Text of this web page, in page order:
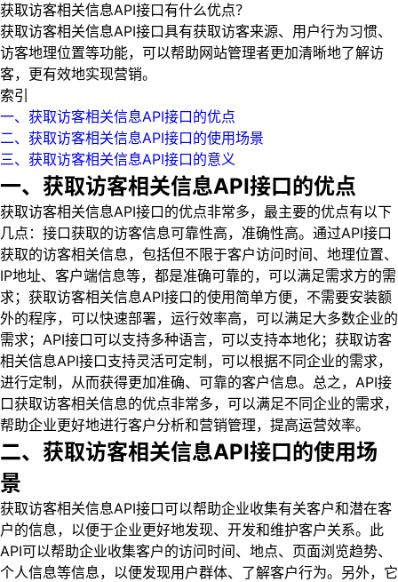
获取访客相关信息API接口有什么优点？
获取访客相关信息API接口具有获取访客来源、用户行为习惯、
访客地理位置等功能，可以帮助网站管理者更加清晰地了解访
客，更有效地实现营销。
索引
一、获取访客相关信息API接口的优点
二、获取访客相关信息API接口的使用场景
三、获取访客相关信息API接口的意义
一、获取访客相关信息API接口的优点
获取访客相关信息API接口的优点非常多，最主要的优点有以下
几点：接口获取的访客信息可靠性高，准确性高。通过API接口
获取的访客相关信息，包括但不限于客户访问时间、地理位置、
IP地址、客户端信息等，都是准确可靠的，可以满足需求方的需
求；获取访客相关信息API接口的使用简单方便，不需要安装额
外的程序，可以快速部署，运行效率高，可以满足大多数企业的
需求；API接口可以支持多种语言，可以支持本地化；获取访客
相关信息API接口支持灵活可定制，可以根据不同企业的需求，
进行定制，从而获得更加准确、可靠的客户信息。总之，API接
口获取访客相关信息的优点非常多，可以满足不同企业的需求，
帮助企业更好地进行客户分析和营销管理，提高运营效率。
二、获取访客相关信息API接口的使用场
景
获取访客相关信息API接口可以帮助企业收集有关客户和潜在客
户的信息，以便于企业更好地发现、开发和维护客户关系。此
API可以帮助企业收集客户的访问时间、地点、页面浏览趋势、
个人信息等信息，以便发现用户群体、了解客户行为。另外，它